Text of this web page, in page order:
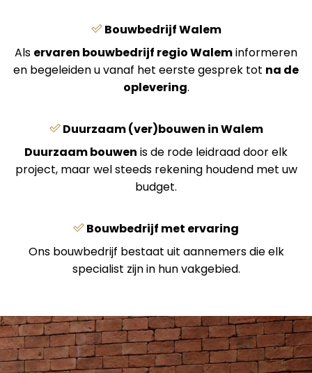
Bouwbedrijf Walem
Als ervaren bouwbedrijf regio Waleminformeren
en begeleiden u vanaf het eerste gesprek tot na de
oplevering.
Duurzaam (ver)bouwen in Walem
Duurzaam bouwen is de rode leidraad door elk
project, maar wel steeds rekening houdend met uw
budget.
Bouwbedrijf met ervaring
Ons bouwbedrijf bestaat uit aannemers die elk
specialist zijn in hun vakgebied.